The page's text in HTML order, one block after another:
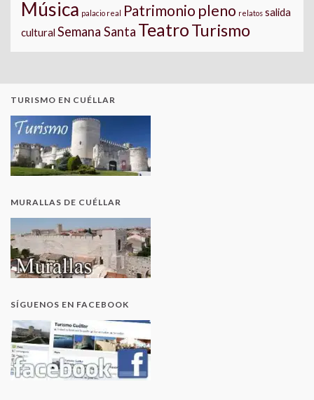
Música palacio real Patrimonio pleno relatos salida
cultural Semana Santa TeatroTurismo
TURISMO EN CUÉLLAR
MURALLAS DE CUÉLLAR
SÍGUENOS EN FACEBOOK